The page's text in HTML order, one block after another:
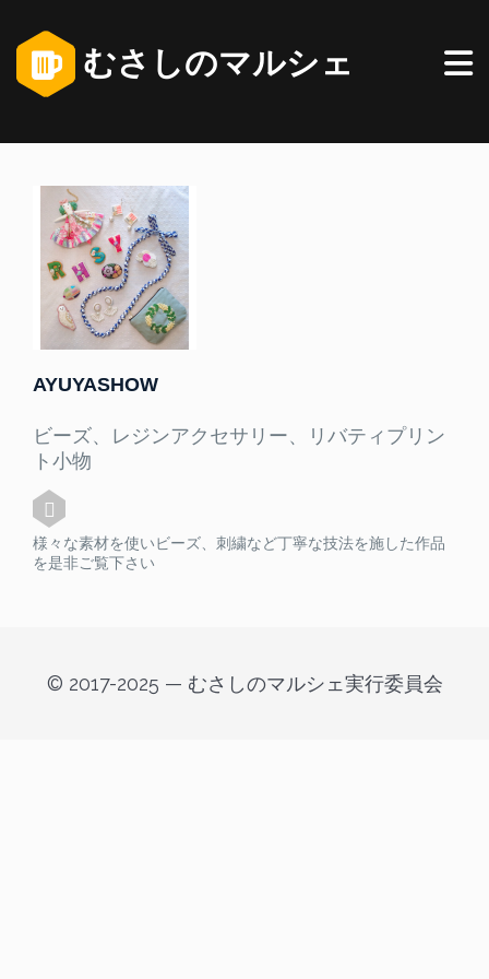
むさしのマルシェ
AYUYASHOW
ビーズ、レジンアクセサリー、リバティプリン
ト小物
様々な素材を使いビーズ、刺繍など丁寧な技法を施した作品
を是非ご覧下さい
© 2017-2025 — むさしのマルシェ実行委員会